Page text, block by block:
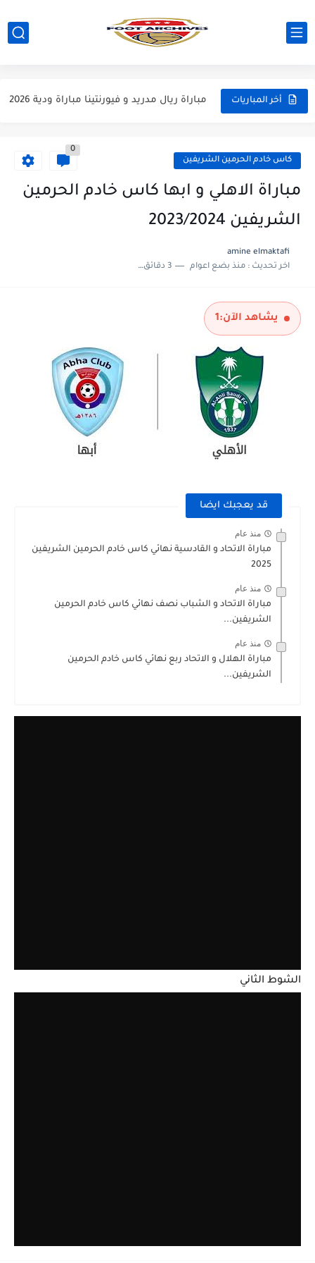
أخر المباريات
مباراة مانشستر يونايتد و اتلتيكو مدريد مباراة ودية 2026
مباراة ريال مدريد و فيورنتينا مباراة ودية 2026
مباراة برشلونة و بيرمنغهام مباراة ودية 2026
مباراة سيلتيك و ميلان مباراة ودية 2026
كاس خادم الحرمين الشريفين
0
مباراة الاهلي و ابها كاس خادم الحرمين
الشريفين 2023/2024
amine elmaktafi
اخر تحديث :منذ بضع اعوام 3 دقائق للقراءة
يشاهد الآن:1
قد يعجبك ايضا
منذ عام
مباراة الاتحاد و القادسية نهائي كاس خادم الحرمين الشريفين
2025
منذ عام
مباراة الاتحاد و الشباب نصف نهائي كاس خادم الحرمين
الشريفين...
منذ عام
مباراة الهلال و الاتحاد ربع نهائي كاس خادم الحرمين
الشريفين...
الشوط الثاني